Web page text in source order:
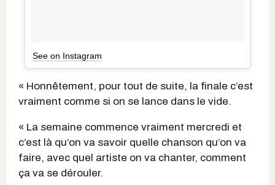
See on Instagram
« Honnêtement, pour tout de suite, la finale c’est
vraiment comme si on se lance dans le vide.
« La semaine commence vraiment mercredi et
c’est là qu’on va savoir quelle chanson qu’on va
faire, avec quel artiste on va chanter, comment
ça va se dérouler.